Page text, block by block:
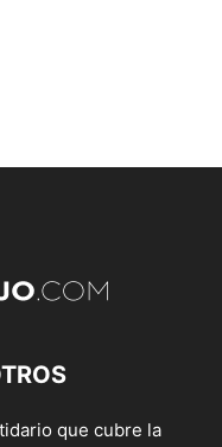
que cubre la